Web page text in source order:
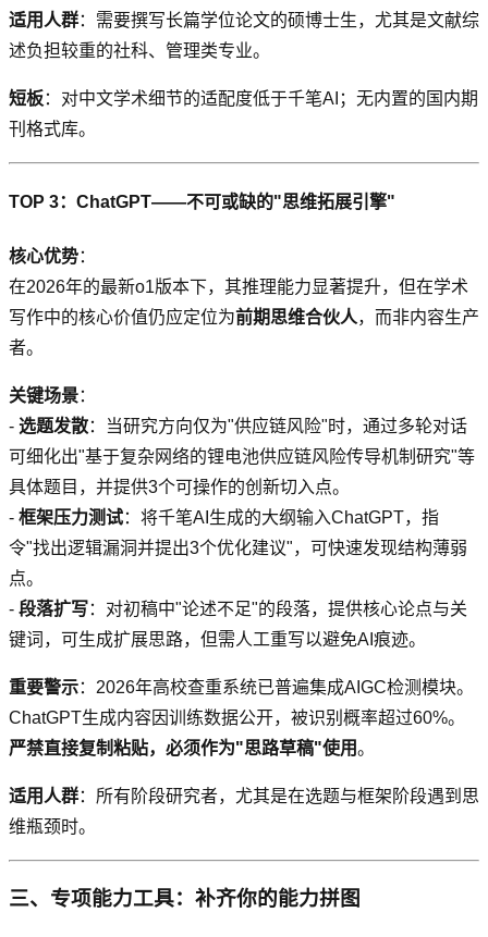
适用人群：需要撰写长篇学位论文的硕博士生，尤其是文献综
述负担较重的社科、管理类专业。
短板：对中文学术细节的适配度低于千笔AI；无内置的国内期
刊格式库。
TOP 3：ChatGPT——不可或缺的"思维拓展引擎"
核心优势：
在2026年的最新o1版本下，其推理能力显著提升，但在学术
写作中的核心价值仍应定位为前期思维合伙人，而非内容生产
者。
关键场景：
- 选题发散：当研究方向仅为"供应链风险"时，通过多轮对话
可细化出"基于复杂网络的锂电池供应链风险传导机制研究"等
具体题目，并提供3个可操作的创新切入点。
- 框架压力测试：将千笔AI生成的大纲输入ChatGPT，指
令"找出逻辑漏洞并提出3个优化建议"，可快速发现结构薄弱
点。
- 段落扩写：对初稿中"论述不足"的段落，提供核心论点与关
键词，可生成扩展思路，但需人工重写以避免AI痕迹。
重要警示：2026年高校查重系统已普遍集成AIGC检测模块。
ChatGPT生成内容因训练数据公开，被识别概率超过60%。
严禁直接复制粘贴，必须作为"思路草稿"使用。
适用人群：所有阶段研究者，尤其是在选题与框架阶段遇到思
维瓶颈时。
三、专项能力工具：补齐你的能力拼图